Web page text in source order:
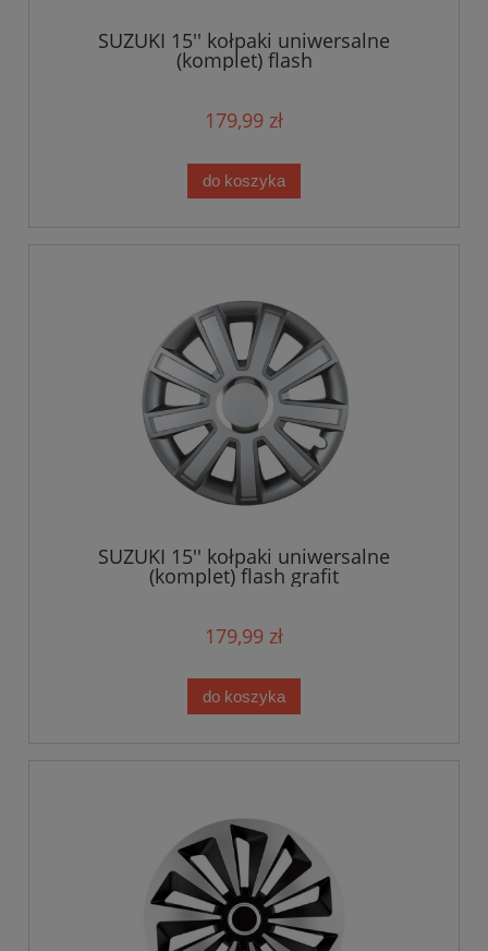
SUZUKI 15'' kołpaki uniwersalne
(komplet) flash
179,99 zł
do koszyka
SUZUKI 15'' kołpaki uniwersalne
(komplet) flash grafit
179,99 zł
do koszyka